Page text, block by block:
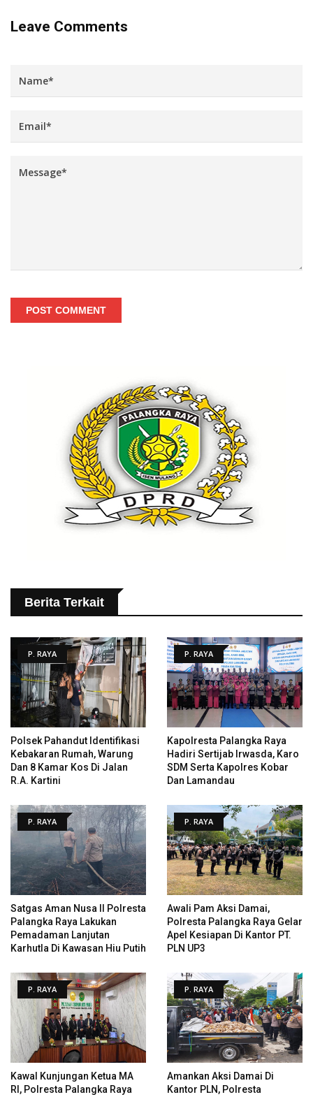
Leave Comments
POST COMMENT
Berita Terkait
P. RAYA
Polsek Pahandut Identifikasi
Kebakaran Rumah, Warung
Dan 8 Kamar Kos Di Jalan
R.A. Kartini
P. RAYA
Kapolresta Palangka Raya
Hadiri Sertijab Irwasda, Karo
SDM Serta Kapolres Kobar
Dan Lamandau
P. RAYA
Satgas Aman Nusa II Polresta
Palangka Raya Lakukan
Pemadaman Lanjutan
Karhutla Di Kawasan Hiu Putih
P. RAYA
Awali Pam Aksi Damai,
Polresta Palangka Raya Gelar
Apel Kesiapan Di Kantor PT.
PLN UP3
P. RAYA
Kawal Kunjungan Ketua MA
RI, Polresta Palangka Raya
P. RAYA
Amankan Aksi Damai Di
Kantor PLN, Polresta